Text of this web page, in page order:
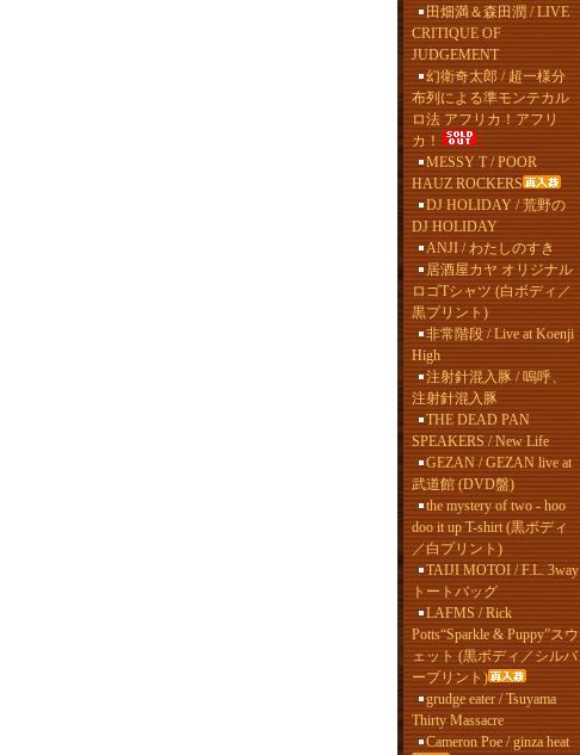
田畑満＆森田潤 / LIVE
CRITIQUE OF
JUDGEMENT
幻衛奇太郎 / 超一様分
布列による準モンテカル
ロ法 アフリカ！アフリ
カ！
MESSY T / POOR
HAUZ ROCKERS
DJ HOLIDAY / 荒野の
DJ HOLIDAY
ANJI / わたしのすき
居酒屋カヤ オリジナル
ロゴTシャツ (白ボディ／
黒プリント)
非常階段 / Live at Koenji
High
注射針混入豚 / 嗚呼、
注射針混入豚
THE DEAD PAN
SPEAKERS / New Life
GEZAN / GEZAN live at
武道館 (DVD盤)
the mystery of two - hoo
doo it up T-shirt (黒ボディ
／白プリント)
TAIJI MOTOI / F.L. 3way
トートバッグ
LAFMS / Rick
Potts“Sparkle & Puppy”スウ
ェット (黒ボディ／シルバ
ープリント)
grudge eater / Tsuyama
Thirty Massacre
Cameron Poe / ginza heat